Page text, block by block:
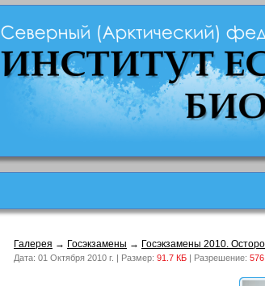
Галерея → Госэкзамены → Госэкзамены 2010.
Дата: 01 Октября 2010 г. | Размер: 91.7 КБ | Разрешение: 576